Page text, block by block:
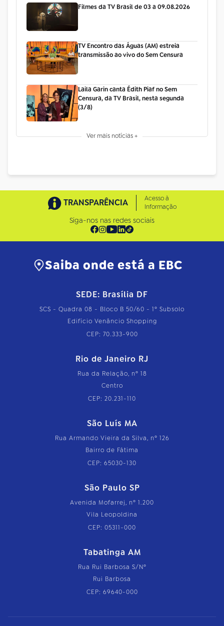
Filmes da TV Brasil de 03 a 09.08.2026
TV Encontro das Águas (AM) estreia
transmissão ao vivo do Sem Censura
Laila Garin canta Édith Piaf no Sem
Censura, da TV Brasil, nesta segunda
(3/8)
Ver mais notícias +
TRANSPARÊNCIA
Acesso à
Informação
Siga-nos nas redes sociais
Saiba onde está a EBC
SEDE: Brasília DF
SCS - Quadra 08 - Bloco B 50/60 - 1º Subsolo
Edifício Venâncio Shopping
CEP: 70.333-900
Rio de Janeiro RJ
Rua da Relação, nº 18
Centro
CEP: 20.231-110
São Luís MA
Rua Armando Vieira da Silva, nº 126
Bairro de Fátima
CEP: 65030-130
São Paulo SP
Avenida Mofarrej, nº 1.200
Vila Leopoldina
CEP: 05311-000
Tabatinga AM
Rua Rui Barbosa S/Nº
Rui Barbosa
CEP: 69640-000